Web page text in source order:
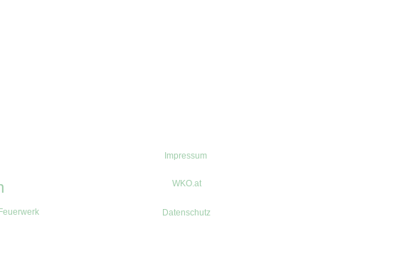
Impressum
WKO.at
Datenschutz